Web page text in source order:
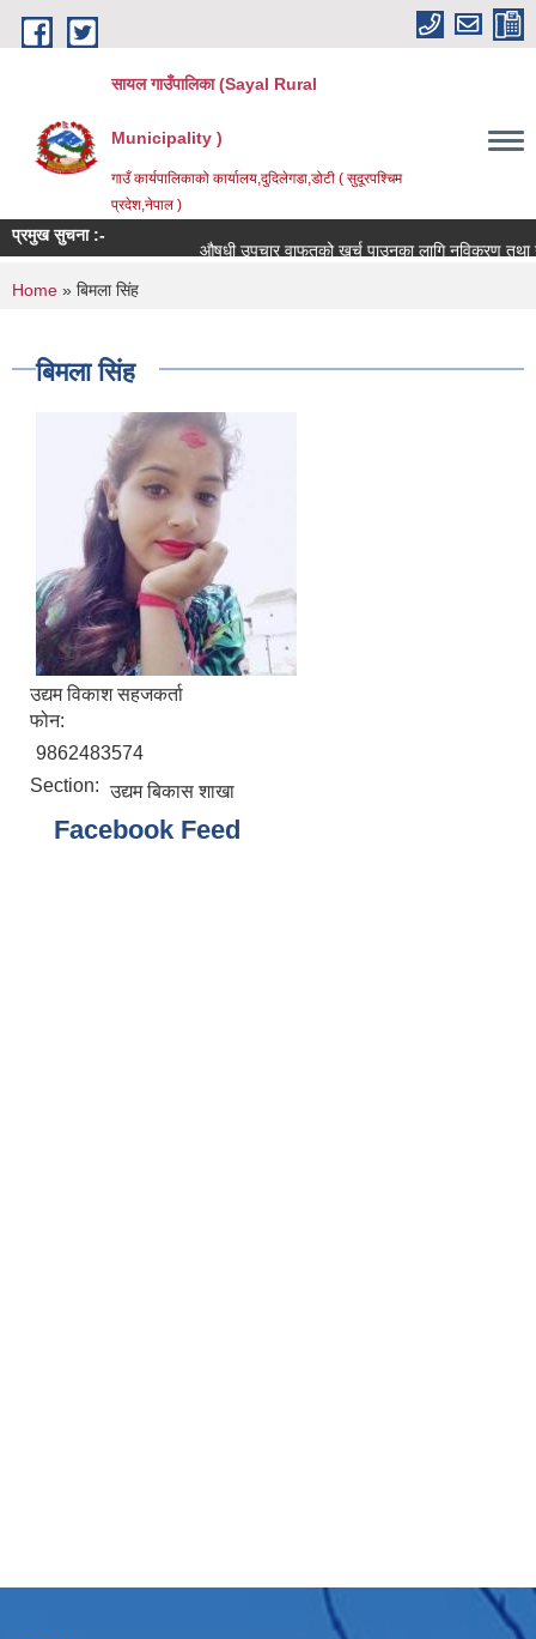
Skip to main content
सायल गाउँपालिका (Sayal Rural
Municipality )
गाउँ कार्यपालिकाको कार्यालय,दुदिलेगडा,डोटी ( सुदूरपश्चिम
प्रदेश,नेपाल )
प्रमुख सुचना :-
औषधी उपचार वाफतको खर्च पाउनका लागि नविकरण तथा
You are here
Home » बिमला सिंह
बिमला सिंह
उद्यम विकाश सहजकर्ता
फोन:
9862483574
Section: उद्यम बिकास शाखा
Facebook Feed